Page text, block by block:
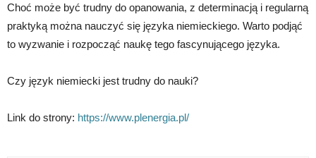
Choć może być trudny do opanowania, z determinacją i regularną
praktyką można nauczyć się języka niemieckiego. Warto podjąć
to wyzwanie i rozpocząć naukę tego fascynującego języka.
Czy język niemiecki jest trudny do nauki?
Link do strony: https://www.plenergia.pl/